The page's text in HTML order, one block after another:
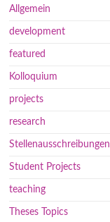
Allgemein
development
featured
Kolloquium
projects
research
Stellenausschreibungen
Student Projects
teaching
Theses Topics